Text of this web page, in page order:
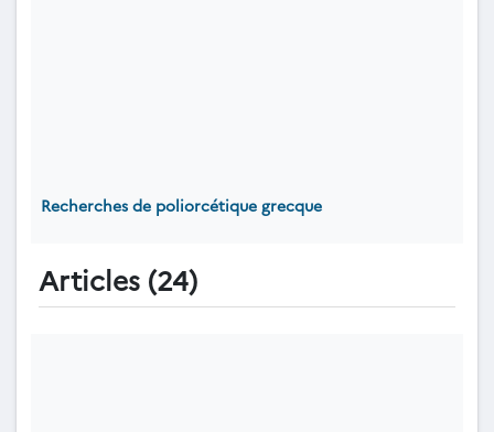
Recherches de poliorcétique grecque
Articles (24)